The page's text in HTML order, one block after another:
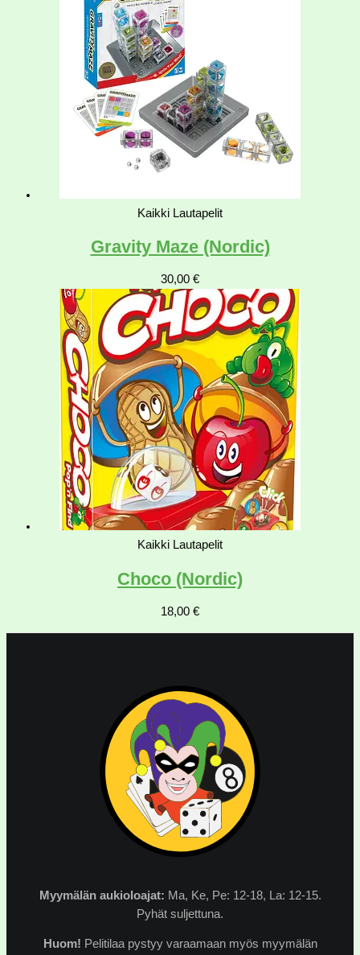
Kaikki Lautapelit
Gravity Maze (Nordic)
30,00 €
Kaikki Lautapelit
Choco (Nordic)
18,00 €
Myymälän aukioloajat: Ma, Ke, Pe: 12-18, La: 12-15.
Pyhät suljettuna.
Huom! Pelitilaa pystyy varaamaan myös myymälän